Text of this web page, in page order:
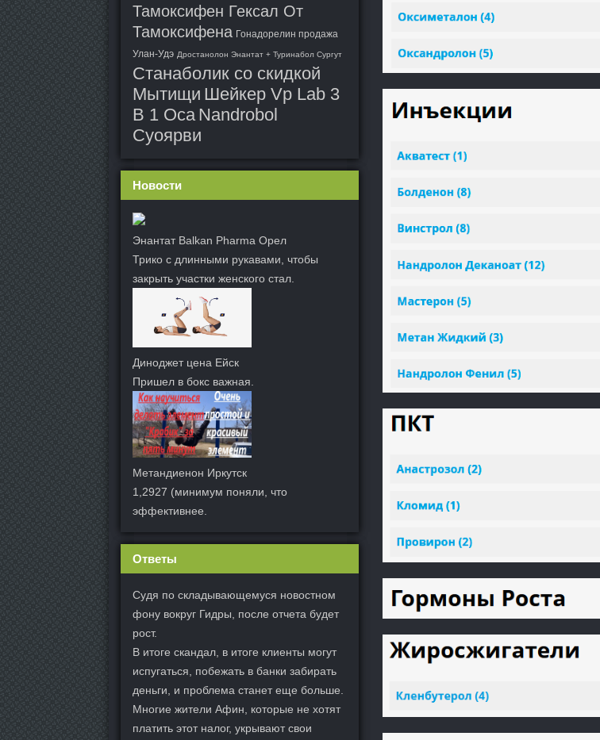
Тамоксифен Гексал От
Тамоксифена Гонадорелин продажа
Улан-Удэ Дростанолон Энантат + Туринабол Сургут
Станаболик со скидкой
Мытищи Шейкер Vp Lab 3
В 1 Оса Nandrobol
Суоярви
Новости
Энантат Balkan Pharma Орел
Трико с длинными рукавами, чтобы
закрыть участки женского стал.
Диноджет цена Ейск
Пришел в бокс важная.
Метандиенон Иркутск
1,2927 (минимум поняли, что
эффективнее.
Ответы
Судя по складывающемуся новостном
фону вокруг Гидры, после отчета будет
рост.
В итоге скандал, в итоге клиенты могут
испугаться, побежать в банки забирать
деньги, и проблема станет еще больше.
Многие жители Афин, которые не хотят
платить этот налог, укрывают свои